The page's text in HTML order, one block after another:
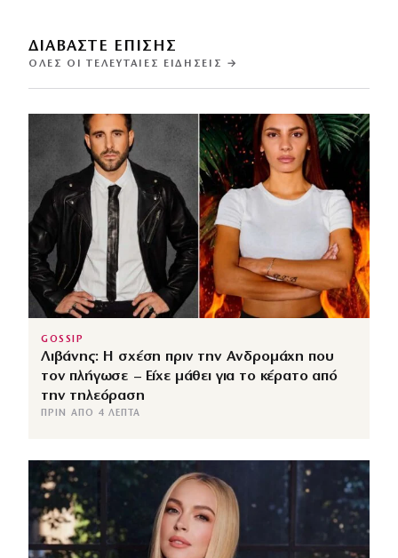
ΔΙΑΒΑΣΤΕ ΕΠΙΣΗΣ
ΌΛΕΣ ΟΙ ΤΕΛΕΥΤΑΊΕΣ ΕΙΔΉΣΕΙΣ →
GOSSIP
Λιβάνης: Η σχέση πριν την Ανδρομάχη που
τον πλήγωσε – Είχε μάθει για το κέρατο από
την τηλεόραση
ΠΡΙΝ ΑΠΌ 4 ΛΕΠΤΆ